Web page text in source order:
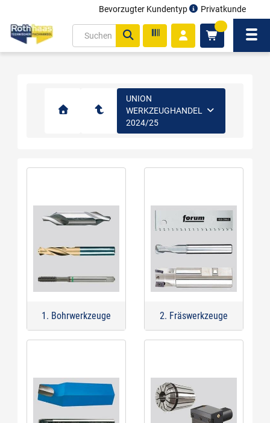
Bevorzugter Kundentyp Privatkunde
UNION
WERKZEUGHANDEL
2024/25
1. Bohrwerkzeuge 2. Fräswerkzeuge